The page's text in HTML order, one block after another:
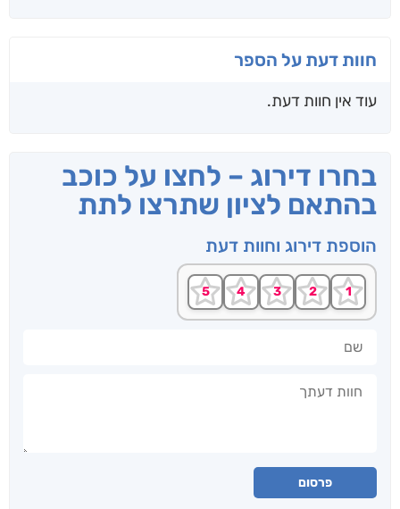
חוות דעת על הספר
עוד אין חוות דעת.
בחרו דירוג – לחצו על כוכב
בהתאם לציון שתרצו לתת
הוספת דירוג וחוות דעת
פרסום